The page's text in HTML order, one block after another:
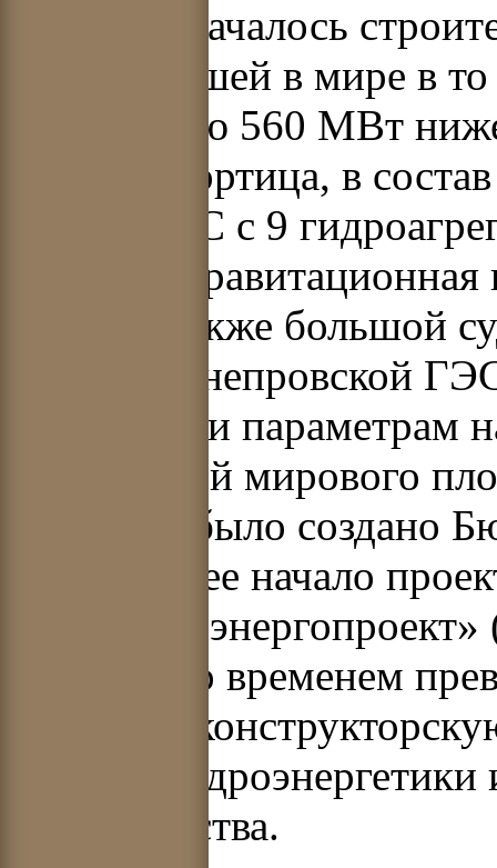
В 1927 г. началось
и крупнейшей в мире в
мощностью 560 МВт
острова Хортица, в
здание ГЭС с 9
бетонная
760 м, а также большой
плотина Днепровской
решениям и параметрам
достижений мирового
Харькове было создано
положившее начало
который со временем
проектно-
области
строительства.